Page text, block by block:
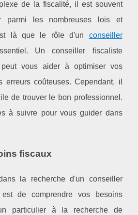
de la fiscalité, il est souvent
parmi les nombreuses lois et
là que le rôle d'un conseiller
Un conseiller fiscaliste
vous aider à optimiser vos
coûteuses. Cependant, il
de trouver le bon professionnel.
à suivre pour vous guider dans
fiscaux
la recherche d'un conseiller
est de comprendre vos besoins
particulier à la recherche de